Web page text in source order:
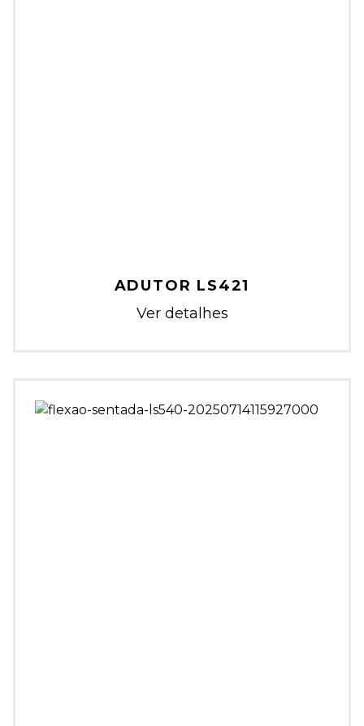
ADUTOR LS421
Ver detalhes